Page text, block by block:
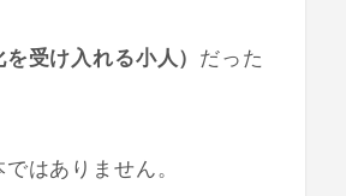
受け入れる小人） だった
はありません。